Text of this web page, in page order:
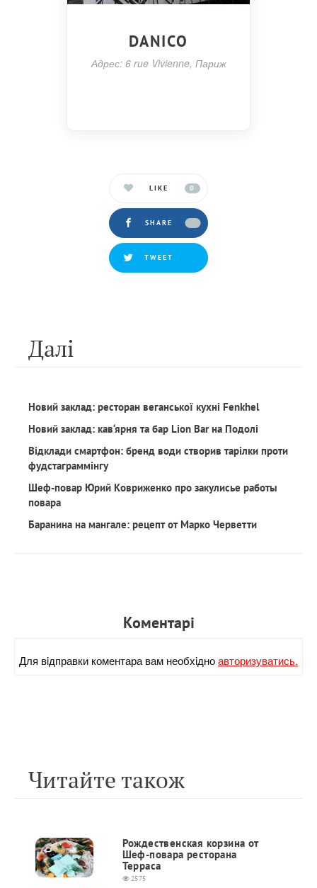
DANICO
Адрес: 6 rue Vivienne, Париж
LIKE 0
SHARE
TWEET
Далi
Новий заклад: ресторан веганської кухні Fenkhel
Новий заклад: кав‘ярня та бар Lion Bar на Подолі
Відклади смартфон: бренд води створив тарілки проти
фудстаграммінгу
Шеф-повар Юрий Ковриженко про закулисье работы
повара
Баранина на мангале: рецепт от Марко Черветти
Коментарi
Для вiдправки коментара вам необхiдноавторизуватись.
Читайте також
Рождественская корзина от
Шеф-повара ресторана
Терраса
2575